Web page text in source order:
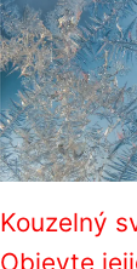
Kouzelný
Objevte